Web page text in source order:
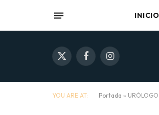
INICIO
X
FacebookInstagram
YOU ARE AT: Portada »